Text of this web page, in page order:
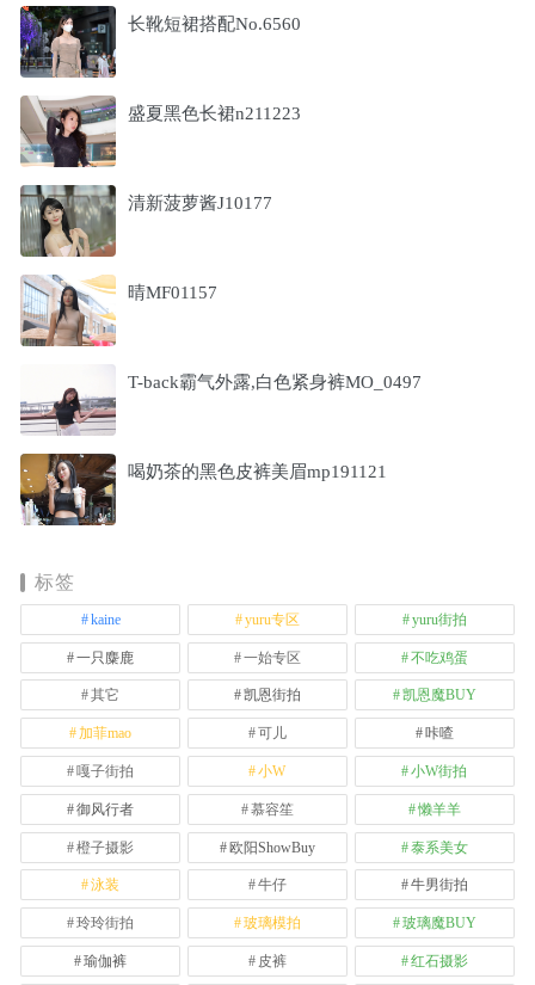
长靴短裙搭配No.6560
盛夏黑色长裙n211223
清新菠萝酱J10177
晴MF01157
T-back霸气外露,白色紧身裤MO_0497
喝奶茶的黑色皮裤美眉mp191121
标签
kaine yuru专区 yuru街拍
一只麋鹿 一始专区 不吃鸡蛋
其它 凯恩街拍 凯恩魔BUY
加菲mao 可儿 咔喳
嘎子街拍 小W 小W街拍
御风行者 慕容笙 懒羊羊
橙子摄影 欧阳ShowBuy 泰系美女
泳装 牛仔 牛男街拍
玲玲街拍 玻璃模拍 玻璃魔BUY
瑜伽裤 皮裤 红石摄影